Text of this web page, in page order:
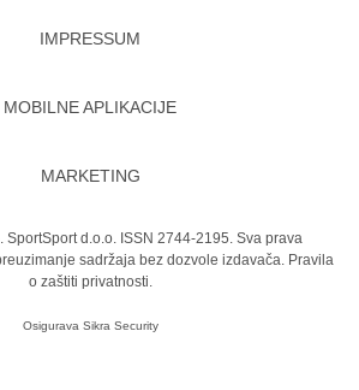
IMPRESSUM
MOBILNE APLIKACIJE
MARKETING
SportSport d.o.o. ISSN 2744-2195. Sva prava
sadržaja bez dozvole izdavača. Pravila
o zaštiti privatnosti.
Osigurava Sikra Security